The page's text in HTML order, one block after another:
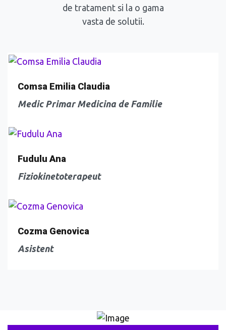
de tratament si la o gama
vasta de solutii.
Comsa Emilia Claudia
Medic Primar Medicina de Familie
Fudulu Ana
Fiziokinetoterapeut
Cozma Genovica
Asistent